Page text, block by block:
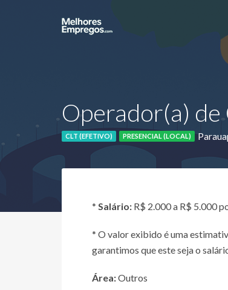
Operador(a) de
CLT (EFETIVO) PRESENCIAL (LOCAL)
* Salário: R$ 2.000 a R$ 5.000
* O valor exibido é uma
garantimos que este seja o
Área:Outros